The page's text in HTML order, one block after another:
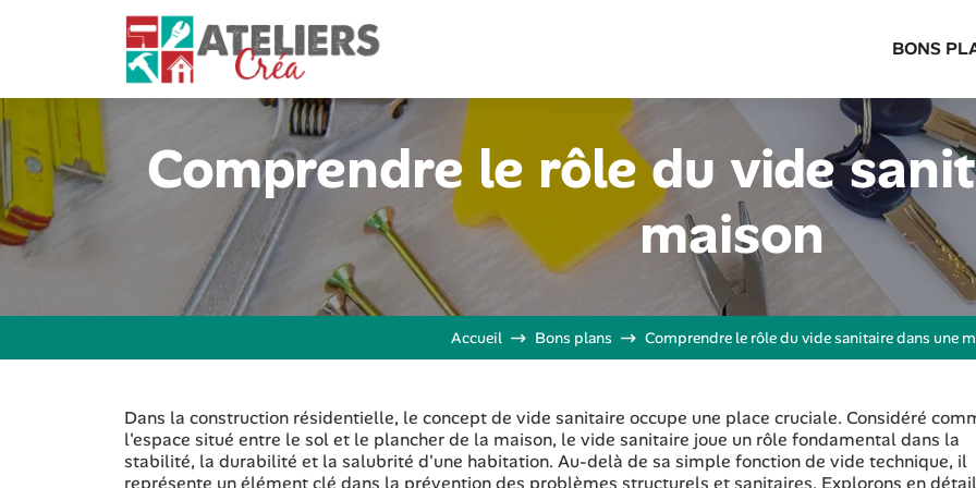
BONS
Comprendre le rôle du vide
maison
Accueil Bons plans Comprendre le rôle du vide sanitaire dans une
Dans la construction résidentielle, le concept de vide sanitaire occupe une place cruciale. Considéré
l'espace situé entre le sol et le plancher de la maison, le vide sanitaire joue un rôle fondamental dans la
stabilité, la durabilité et la salubrité d'une habitation. Au-delà de sa simple fonction de vide technique, il
représente un élément clé dans la prévention des problèmes structurels et sanitaires. Explorons en